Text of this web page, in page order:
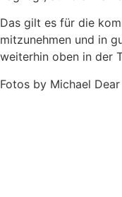
Das gilt es für die
mitzunehmen und in
weiterhin oben in der
Fotos by Michael Dear